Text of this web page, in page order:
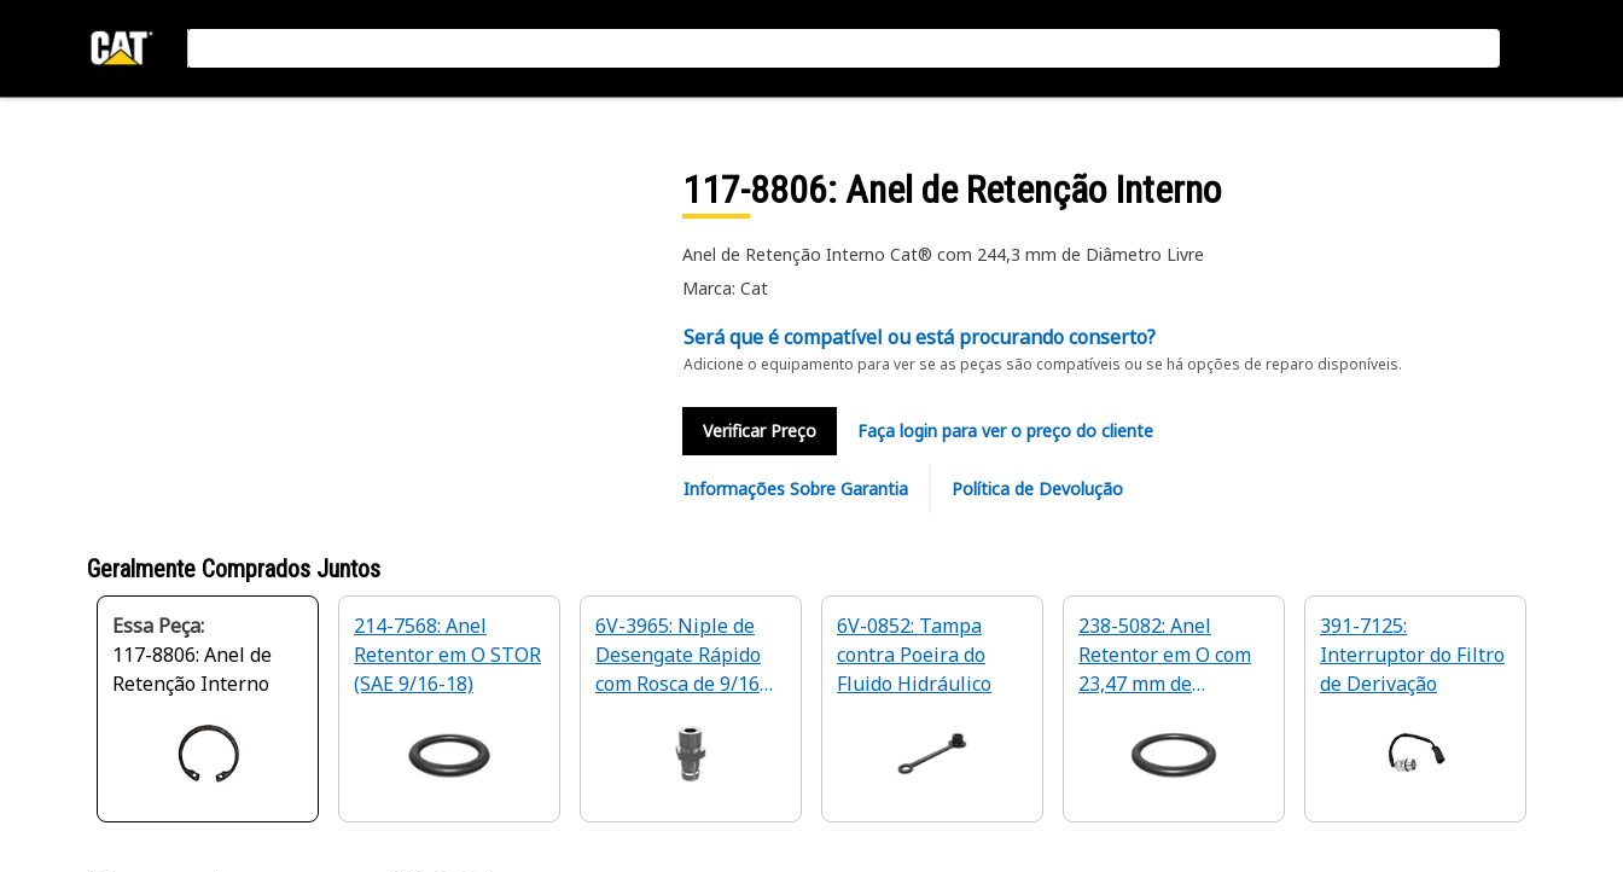
117-8806: Anel de Retenção Interno
Anel de Retenção Interno Cat® com 244,3 mm de Diâmetro Livre
Marca: Cat
Será que é compatível ou está procurando conserto?
Adicione o equipamento para ver se as peças são compatíveis ou se há opções de reparo disponíveis.
Verificar Preço Faça login para ver o preço do cliente
Informações Sobre Garantia Política de Devolução
Geralmente Comprados Juntos
Essa Peça:
117-8806: Anel de
Retenção Interno
214-7568: Anel
Retentor em O STOR
(SAE 9/16-18)
6V-3965: Niple de
Desengate Rápido
com Rosca de 9/16
6V-0852: Tampa
contra Poeira do
Fluido Hidráulico
238-5082: Anel
Retentor em O com
23,47 mm de
391-7125:
Interruptor do Filtro
de Derivação